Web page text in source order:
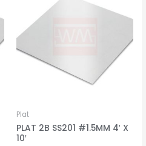
Plat
PLAT 2B SS201 #1.5MM 4′ X
10′